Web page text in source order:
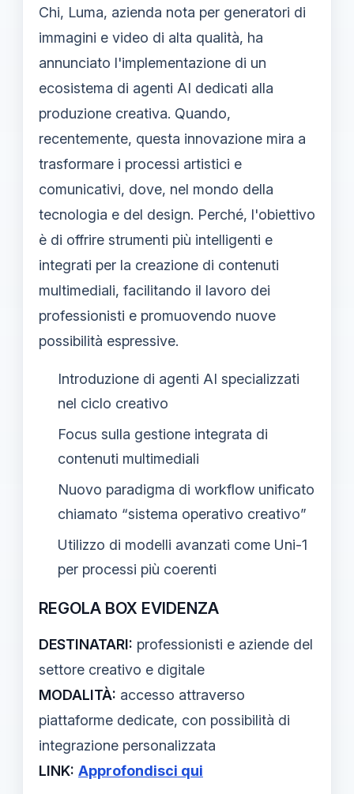
Chi, Luma, azienda nota per generatori di
immagini e video di alta qualità, ha
annunciato l'implementazione di un
ecosistema di agenti AI dedicati alla
produzione creativa. Quando,
recentemente, questa innovazione mira a
trasformare i processi artistici e
comunicativi, dove, nel mondo della
tecnologia e del design. Perché, l'obiettivo
è di offrire strumenti più intelligenti e
integrati per la creazione di contenuti
multimediali, facilitando il lavoro dei
professionisti e promuovendo nuove
possibilità espressive.
Introduzione di agenti AI specializzati
nel ciclo creativo
Focus sulla gestione integrata di
contenuti multimediali
Nuovo paradigma di workflow unificato
chiamato “sistema operativo creativo”
Utilizzo di modelli avanzati come Uni-1
per processi più coerenti
REGOLA BOX EVIDENZA
DESTINATARI: professionisti e aziende del
settore creativo e digitale
MODALITÀ: accesso attraverso
piattaforme dedicate, con possibilità di
integrazione personalizzata
LINK: Approfondisci qui